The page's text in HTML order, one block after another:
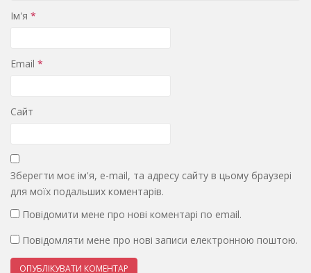
Ім'я *
Email *
Сайт
Зберегти моє ім'я, e-mail, та адресу сайту в цьому браузері
для моїх подальших коментарів.
Повідомити мене про нові коментарі по email.
Повідомляти мене про нові записи електронною поштою.